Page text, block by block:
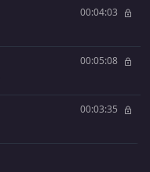
00:04:03
00:05:08
00:03:35